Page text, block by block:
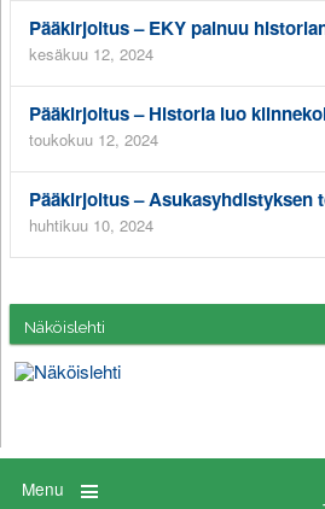
Pääkirjoitus – EKY painuu
kesäkuu 12, 2024
Pääkirjoitus – Historia luo
toukokuu 12, 2024
Pääkirjoitus – Asukasyhdistyksen
huhtikuu 10, 2024
Näköislehti
Menu